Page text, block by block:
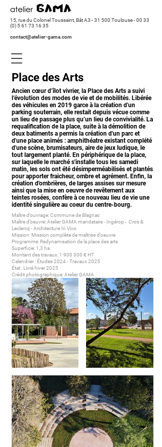
15, rue du Colonel Toussaint, Bât A3 - 31 500 Toulouse -00 33
(0) 5 61 73 16 35
contact@atelier-gama.com
Place des Arts
Ancien cœur d’îlot vivrier, la Place des Arts a suivi
l’évolution des modes de vie et de mobilités. Libérée
des véhicules en 2019 garce à la création d'un
parking souterrain, elle restait depuis vécue comme
un lieu de passage plus qu’un lieu de convivialité. La
requalification de la place, suite à la démolition de
deux batiments a permis la création d'un parc et
d'une place animés : amphithéatre existant complété
d'une scène, brumisateurs, aire de jeux ludique, le
tout largement planté. En périphérique de la place,
sur laquelle le marché s'installe tous les samedi
matin, les sols ont été désimperméabilisés et plantés
pour apporter fraicheur, ombre et agrément. Enfin, la
création d'ombrières, de larges assises sur mesure
ainsi que la mise en oeuvre de revêtement aux
teintes rosées, confère à ce nouveau lieu de vie une
identité singulière au coeur du centre-bourg.
Maître d’ouvrage: Commune de Blagnac
Maître d’oeuvre: Atelier GAMA mandataire - Ingérop - Cros &
Leclercq - Architecture In Vivo
Mission: Mission complète de maîtrise d’oeuvre
Programme: Redynamisation de la place des arts
Superficie: 1,3 ha
Montant des travaux: 1 900 000 € HT
Calendrier : Études 2024 - Travaux 2025
État : Livré hiver 2025
Crédit photographique: Atelier GAMA